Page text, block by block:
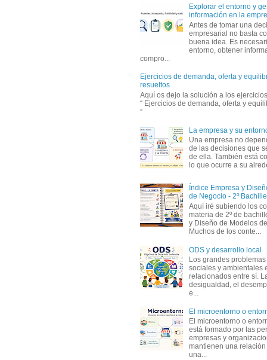
Explorar el entorno y
información en la
Antes de tomar una
empresarial no basta
buena idea. Es
entorno, obtener
compro...
Ejercicios de demanda, oferta y
resueltos
Aquí os dejo la solución a los
“ Ejercicios de demanda, oferta y
”
La empresa y su
Una empresa no
de las decisiones que
de ella. También está
lo que ocurre a su
Índice Empresa y
de Negocio - 2º
Aquí iré subiendo los
materia de 2º de
y Diseño de Modelos
Muchos de los conte...
ODS y desarrollo local
Los grandes
sociales y ambientales
relacionados entre sí.
desigualdad, el
e...
El microentorno o
El microentorno o
está formado por las
empresas y
mantienen una
una...